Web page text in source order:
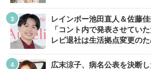
レインボー池田直人＆佐藤
「コント内で発表させてい
レビ退社は生活拠点変更の
広末涼子、病名公表を決断